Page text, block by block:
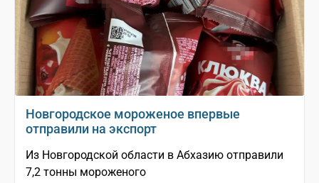
Новгородское мороженое впервые
отправили на экспорт
Из Новгородской области в Абхазию отправили
7,2 тонны мороженого